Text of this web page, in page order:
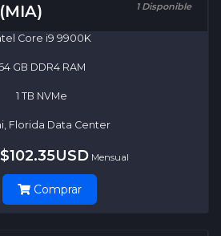
1 Disponible
Core i9 9900K
GB DDR4 RAM
1 TB NVMe
Florida Data Center
$102.35USDMensual
Comprar